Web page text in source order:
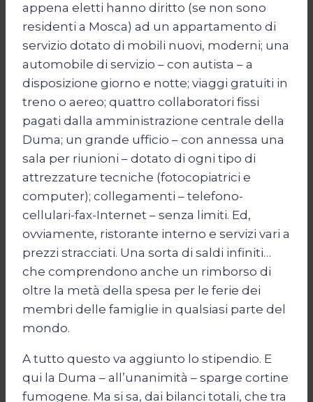
appena eletti hanno diritto (se non sono
residenti a Mosca) ad un appartamento di
servizio dotato di mobili nuovi, moderni; una
automobile di servizio – con autista – a
disposizione giorno e notte; viaggi gratuiti in
treno o aereo; quattro collaboratori fissi
pagati dalla amministrazione centrale della
Duma; un grande ufficio – con annessa una
sala per riunioni – dotato di ogni tipo di
attrezzature tecniche (fotocopiatrici e
computer); collegamenti – telefono-
cellulari-fax-Internet – senza limiti. Ed,
ovviamente, ristorante interno e servizi vari a
prezzi stracciati. Una sorta di saldi infiniti…
che comprendono anche un rimborso di
oltre la metà della spesa per le ferie dei
membri delle famiglie in qualsiasi parte del
mondo.
A tutto questo va aggiunto lo stipendio. E
qui la Duma – all’unanimità – sparge cortine
fumogene. Ma si sa, dai bilanci totali, che tra